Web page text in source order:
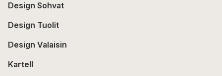
Design Sohvat
Design Tuolit
Design Valaisin
Kartell